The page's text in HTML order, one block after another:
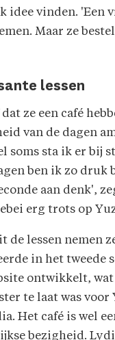
idee vinden. 'Een
Maar ze
lessen
dat ze een café
van de dagen
soms sta ik er bij
ben ik zo druk
aan denk',
erg trots op
de lessen nemen
in het tweede
ontwikkelt,
te laat was voor
Het café is wel
bezigheid.